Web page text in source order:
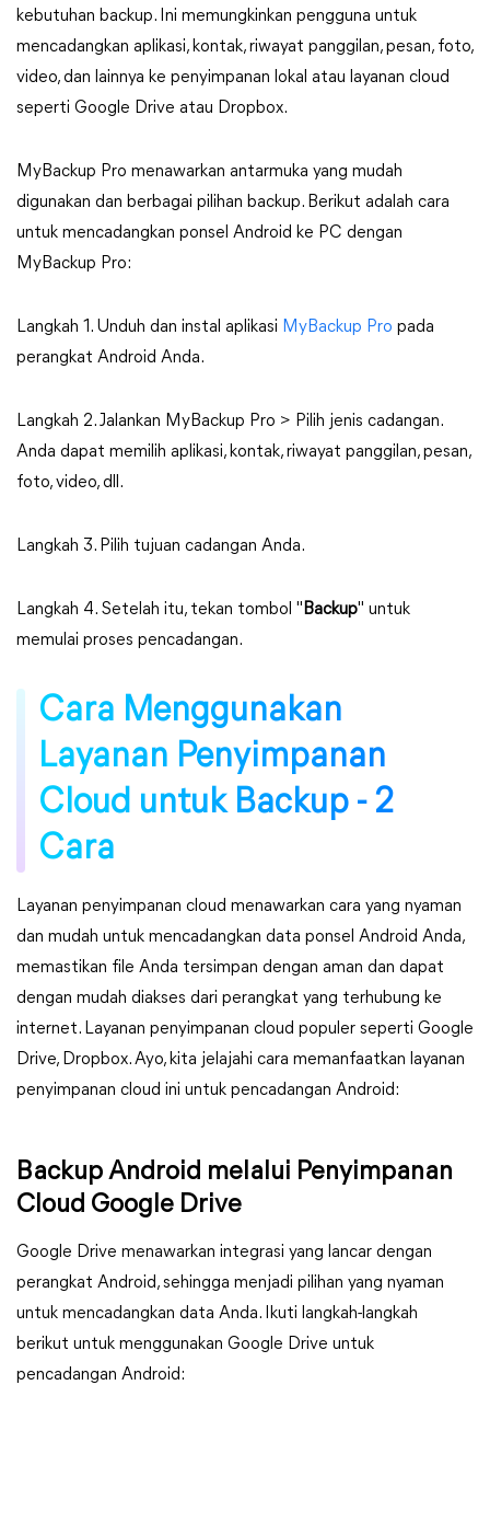
kebutuhan backup. Ini memungkinkan pengguna untuk
mencadangkan aplikasi, kontak, riwayat panggilan, pesan, foto,
video, dan lainnya ke penyimpanan lokal atau layanan cloud
seperti Google Drive atau Dropbox.
MyBackup Pro menawarkan antarmuka yang mudah
digunakan dan berbagai pilihan backup. Berikut adalah cara
untuk mencadangkan ponsel Android ke PC dengan
MyBackup Pro:
Langkah 1. Unduh dan instal aplikasi MyBackup Pro pada
perangkat Android Anda.
Langkah 2. Jalankan MyBackup Pro > Pilih jenis cadangan.
Anda dapat memilih aplikasi, kontak, riwayat panggilan, pesan,
foto, video, dll.
Langkah 3. Pilih tujuan cadangan Anda.
Langkah 4. Setelah itu, tekan tombol " Backup" untuk
memulai proses pencadangan.
Cara Menggunakan
Layanan Penyimpanan
Cloud untuk Backup - 2
Cara
Layanan penyimpanan cloud menawarkan cara yang nyaman
dan mudah untuk mencadangkan data ponsel Android Anda,
memastikan file Anda tersimpan dengan aman dan dapat
dengan mudah diakses dari perangkat yang terhubung ke
internet. Layanan penyimpanan cloud populer seperti Google
Drive, Dropbox. Ayo, kita jelajahi cara memanfaatkan layanan
penyimpanan cloud ini untuk pencadangan Android:
Backup Android melalui Penyimpanan
Cloud Google Drive
Google Drive menawarkan integrasi yang lancar dengan
perangkat Android, sehingga menjadi pilihan yang nyaman
untuk mencadangkan data Anda. Ikuti langkah-langkah
berikut untuk menggunakan Google Drive untuk
pencadangan Android: